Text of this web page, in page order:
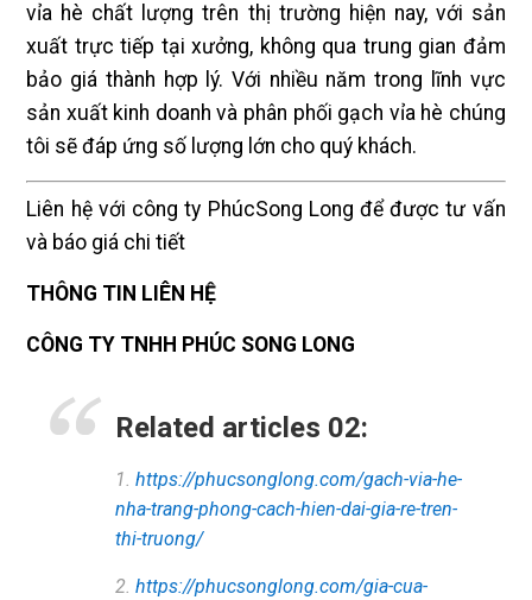
vỉa hè chất lượng trên thị trường hiện nay, với sản
xuất trực tiếp tại xưởng, không qua trung gian đảm
bảo giá thành hợp lý. Với nhiều năm trong lĩnh vực
sản xuất kinh doanh và phân phối gạch vỉa hè chúng
tôi sẽ đáp ứng số lượng lớn cho quý khách.
Liên hệ với công ty PhúcSong Long để được tư vấn
và báo giá chi tiết
THÔNG TIN LIÊN HỆ
CÔNG TY TNHH PHÚC SONG LONG
Related articles 02:
1. https://phucsonglong.com/gach-via-he-
nha-trang-phong-cach-hien-dai-gia-re-tren-
thi-truong/
2. https://phucsonglong.com/gia-cua-